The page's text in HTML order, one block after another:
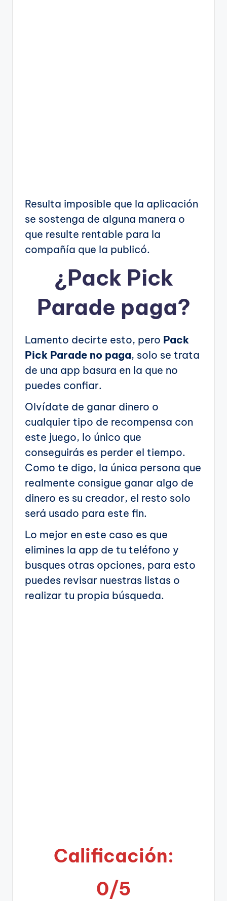
Resulta imposible que la aplicación
se sostenga de alguna manera o
que resulte rentable para la
compañía que la publicó.
¿Pack Pick
Parade paga?
Lamento decirte esto, pero Pack
Pick Parade no paga, solo se trata
de una app basura en la que no
puedes confiar.
Olvídate de ganar dinero o
cualquier tipo de recompensa con
este juego, lo único que
conseguirás es perder el tiempo.
Como te digo, la única persona que
realmente consigue ganar algo de
dinero es su creador, el resto solo
será usado para este fin.
Lo mejor en este caso es que
elimines la app de tu teléfono y
busques otras opciones, para esto
puedes revisar nuestras listas o
realizar tu propia búsqueda.
Calificación:
0/5